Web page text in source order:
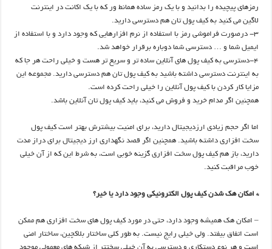
رمزهای پیچیده را بدانید و با یک رمز ساده همانط ور که با یک اکانت در اینترنت
لاگین می کنید به کیف پول تان هم دسترسی دارید.
۳- درصورت فراموشی رمز با استفاده از نرم افزارهایی که وجود دارد و با استفاده از
ایمیل شما و … دسترسی شما دوباره برقرار خواهد شد.
۴-دسترسی به کیف پول های آنلاین ساده تر و سریع تر هست و خیلی راحت هر جا که
به اینترنت دسترسی داشته باشید به کیف پول تان هم دسترسی دارید. مجموعه این
مزایا کار کردن با کیف پول آنلاین را خیلی راحت کرده است.
همچنین اگر مدام خرید و فروش می کنید، باید کیف پول تان آنلاین باشد.
اما اگر حجم زیادی ارزدیجیتال دارید، برای امنیت بیشترش بهتر است کیف پول
سخت افزاری داشته باشید. همچنین اگر قصد نگهداری ارز دیجیتال برای دراز مدت
دارید، باز هم کیف پول سخت افزاری گزینه خوبی است، به شرط این که از آن خیلی
خوب مراقبت کنید.
* امکان هک شدن کیف پول الکترونیکی وجود دارد یا خیر؟
– امکان هک همیشه وجود دارد، حتی در مورد کیف پول های سخت افزاری هم ممکن
است اتفاق بیفتد. ولی خیلی رایج نیست. به طور کلی ساختار بلاکچین، ساختار امنی
است و هر نوع دستکاری و دسترسی به آن خیلی سختتر از شبکه های معمولی موجود